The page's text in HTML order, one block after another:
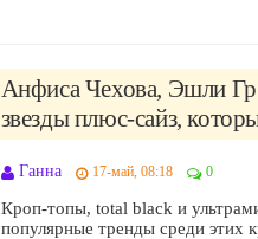
Анфиса Чехова, Эшли
звезды плюс-сайз,
Ганна 17-май, 08:18 0
Кроп-топы, total black и
популярные тренды среди этих